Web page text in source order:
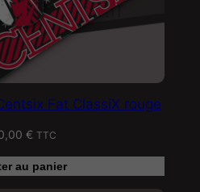
Fat ClassiX rouge
€ TTC
au panier